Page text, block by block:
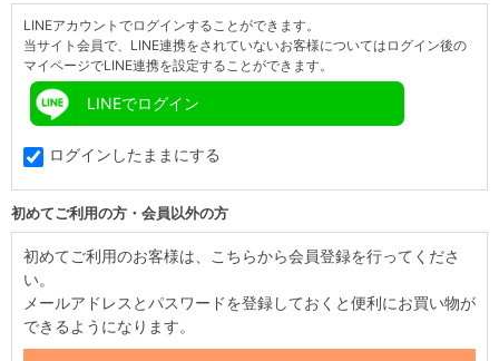
LINEアカウントでログインすることができます。
当サイト会員で、LINE連携をされていないお客様についてはログイン後の
マイページでLINE連携を設定することができます。
LINEでログイン
ログインしたままにする
初めてご利用の方・会員以外の方
初めてご利用のお客様は、こちらから会員登録を行ってくださ
い。
メールアドレスとパスワードを登録しておくと便利にお買い物が
できるようになります。